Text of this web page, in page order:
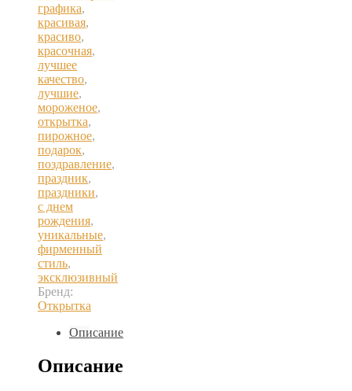
графика,
красивая,
красиво,
красочная,
лучшее
качество,
лучшие,
мороженое,
открытка,
пирожное,
подарок,
поздравление,
праздник,
праздники,
с днем
рождения,
уникальные,
фирменный
стиль,
эксклюзивный
Бренд:
Открытка
Описание
Описание